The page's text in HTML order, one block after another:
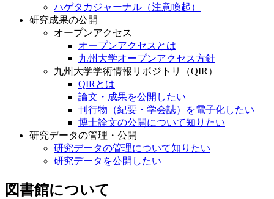
ハゲタカジャーナル（注意喚起）
研究成果の公開
オープンアクセス
オープンアクセスとは
九州大学オープンアクセス方針
九州大学学術情報リポジトリ（QIR）
QIRとは
論文・成果を公開したい
刊行物（紀要・学会誌）を電子化したい
博士論文の公開について知りたい
研究データの管理・公開
研究データの管理について知りたい
研究データを公開したい
図書館について